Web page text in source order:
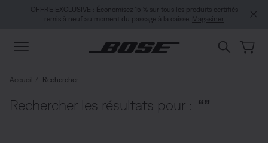
Aller au contenu principal
Passer au Clavardage de soutien
Aller au contenu du pied de page
Passer à la Déclaration d’accessibilité
OFFRE EXCLUSIVE : Économisez 15 % sur tous les produits certifiés
remis à neuf au moment du passage à la caisse. Magasiner
Accueil Rechercher
Rechercher les résultats pour : “”